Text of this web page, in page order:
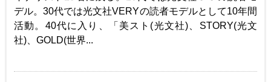
デル。30代では光文社VERYの読者モデルとして10年間
活動。40代に入り、「美スト(光文社)、STORY(光文
社)、GOLD(世界...